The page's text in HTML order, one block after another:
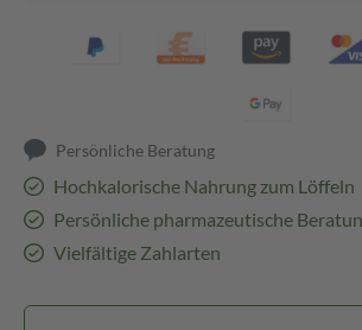
Persönliche Beratung
Hochkalorische Nahrung zum Löffeln
Persönliche pharmazeutische
Vielfältige Zahlarten